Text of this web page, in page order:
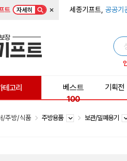
트 자세히 × 세종기프트, 공공기
테고리
베스트
100
기획전
/주방/식품 주방용품 보관/밀폐용기